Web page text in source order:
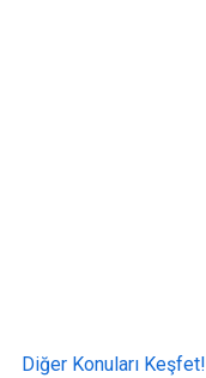
Diğer Konuları Keşfet!